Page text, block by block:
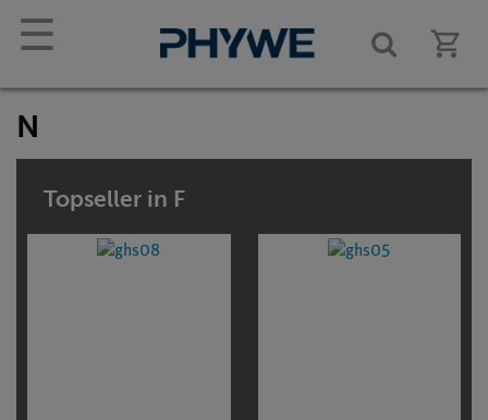
☰
N
Topseller in F